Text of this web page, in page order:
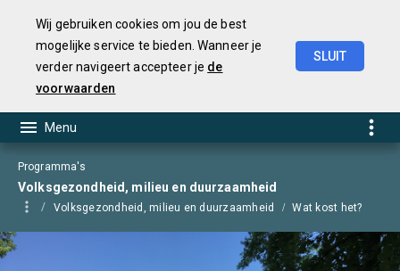
Wij gebruiken cookies om jou de best
mogelijke service te bieden. Wanneer je
verder navigeert accepteer je de
voorwaarden
SLUIT
Programma's
Volksgezondheid, milieu en duurzaamheid
Volksgezondheid, milieu en duurzaamheid Wat kost het?